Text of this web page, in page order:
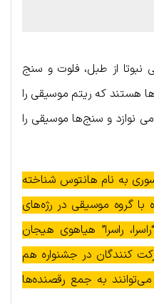
نبوتا از طبل، فلوت و سنج
هستند که ریتم موسیقی را
نوازد و سنج‌ها موسیقی را
به نام هانتوس شناخته
با گروه موسیقی در رژه‌های
راسرا” هیاهوی هیجان
کنندگان در جشنواره هم
به جمع رقصنده‌ها